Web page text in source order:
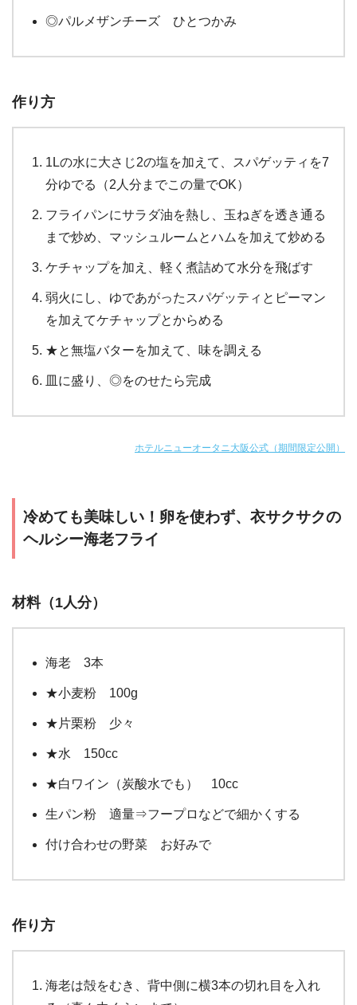
◎パルメザンチーズ ひとつかみ
作り方
1Lの水に大さじ2の塩を加えて、スパゲッティを7
分ゆでる（2人分までこの量でOK）
フライパンにサラダ油を熱し、玉ねぎを透き通る
まで炒め、マッシュルームとハムを加えて炒める
ケチャップを加え、軽く煮詰めて水分を飛ばす
弱火にし、ゆであがったスパゲッティとピーマン
を加えてケチャップとからめる
★と無塩バターを加えて、味を調える
皿に盛り、◎をのせたら完成
ホテルニューオータニ大阪公式（期間限定公開）
冷めても美味しい！卵を使わず、衣サクサクの
ヘルシー海老フライ
材料（1人分）
海老 3本
★小麦粉 100g
★片栗粉 少々
★水 150cc
★白ワイン（炭酸水でも） 10cc
生パン粉 適量⇒フープロなどで細かくする
付け合わせの野菜 お好みで
作り方
海老は殻をむき、背中側に横3本の切れ目を入れ